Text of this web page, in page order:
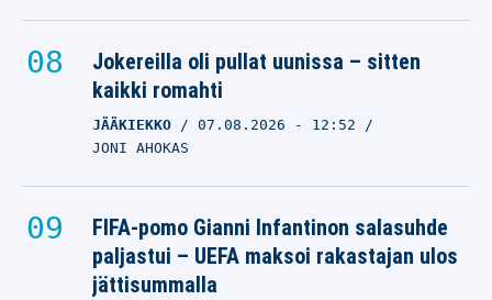
Jokereilla oli pullat uunissa – sitten
kaikki romahti
JÄÄKIEKKO 07.08.2026 - 12:52
JONI AHOKAS
FIFA-pomo Gianni Infantinon salasuhde
paljastui – UEFA maksoi rakastajan ulos
jättisummalla